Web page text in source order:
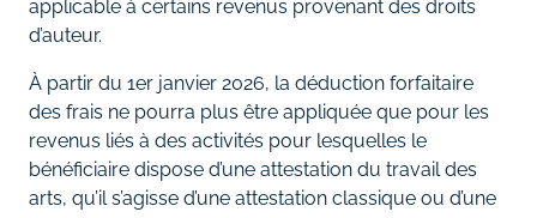
applicable à certains revenus provenant des droits
d’auteur.
À partir du 1er janvier 2026, la déduction forfaitaire
des frais ne pourra plus être appliquée que pour les
revenus liés à des activités pour lesquelles le
bénéficiaire dispose d’une attestation du travail des
arts, qu’il s’agisse d’une attestation classique ou d’une